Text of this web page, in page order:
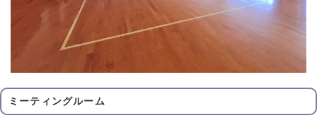
ミーティングルーム